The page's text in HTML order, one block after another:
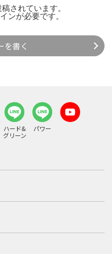
されています。
ンが必要です。
を書く
ハード&
グリーン
パワー